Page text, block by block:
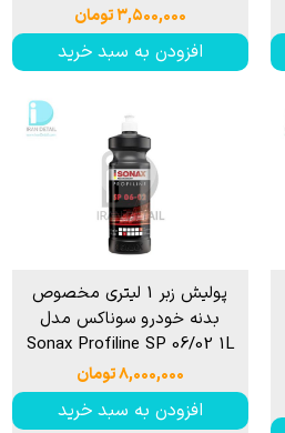
۳,۵۰۰,۰۰۰ تومان
افزودن به سبد خرید
پولیش زبر 1 لیتری مخصوص
بدنه خودرو سوناکس مدل
Sonax Profiline SP 06/02 1L
۸,۰۰۰,۰۰۰ تومان
افزودن به سبد خرید